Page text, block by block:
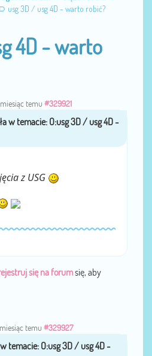
usg 3D / usg 4D - warto robić?
4D - warto
temu #329921
Kamyczka
z USG
się na forumsię, aby
temu #329927
misia88